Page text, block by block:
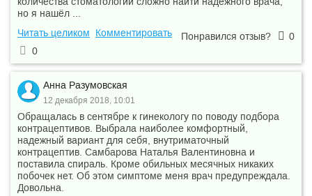
но я нашёл ...
Читать целиком
Комментировать Понравился отзыв?
0
0
Анна Разумовская
12 декабря 2018, 10:01
Обращалась в сентябре к гинекологу по поводу подбора
контрацептивов. Выбрала наиболее комфортный,
надежный вариант для себя, внутриматочный
контрацептив. Самбарова Наталья Валентиновна и
поставила спираль. Кроме обильных месячных никаких
побочек нет. Об этом симптоме меня врач предупреждала.
Довольна.